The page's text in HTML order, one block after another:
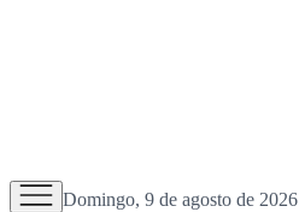
Domingo, 9 de agosto de 2026